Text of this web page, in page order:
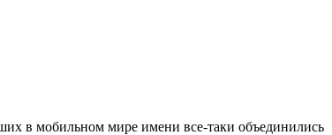
в мобильном мире имени все-таки объединились